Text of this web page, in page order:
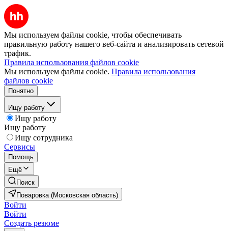
Мы используем файлы cookie, чтобы обеспечивать
правильную работу нашего веб-сайта и анализировать сетевой
трафик.
Правила использования файлов cookie
Мы используем файлы cookie. Правила использования
файлов cookie
Понятно
Ищу работу
Ищу работу
Ищу работу
Ищу сотрудника
Сервисы
Помощь
Ещё
Поиск
Поваровка (Московская область)
Войти
Войти
Создать резюме